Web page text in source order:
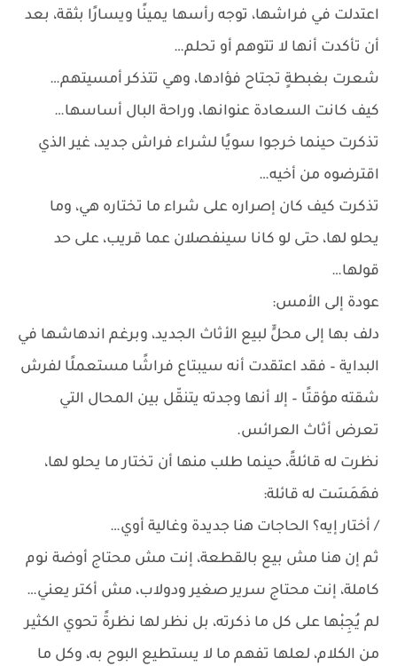
اعتدلت في فراشها، توجه رأسها يمينًا ويسارًا بثقة، بعد
أن تأكدت أنها لا تتوهم أو تحلم…
شعرت بغبطةٍ تجتاح فؤادها، وهي تتذكر أمسيتهم…
كيف كانت السعادة عنوانها، وراحة البال أساسها…
تذكرت حينما خرجوا سويًا لشراء فراش جديد، غير الذي
اقترضوه من أخيه…
تذكرت كيف كان إصراره على شراء ما تختاره هي، وما
يحلو لها، حتى لو كانا سينفصلان عما قريب، على حد
قولها…
عودة إلى الأمس:
دلف بها إلى محلٍّ لبيع الأثاث الجديد، وبرغم اندهاشها في
البداية – فقد اعتقدت أنه سيبتاع فراشًا مستعملًا لفرش
شقته مؤقتًا – إلا أنها وجدته يتنقّل بين المحال التي
تعرض أثاث العرائس.
نظرت له قائلةً، حينما طلب منها أن تختار ما يحلو لها،
فهَمَسَت له قائلة:
/ أختار إيه؟ الحاجات هنا جديدة وغالية أوي…
ثم إن هنا مش بيع بالقطعة، إنت مش محتاج أوضة نوم
كاملة، إنت محتاج سرير صغير ودولاب، مش أكتر يعني…
لم يُجِبْها على كل ما ذكرته، بل نظر لها نظرةً تحوي الكثير
من الكلام، لعلها تفهم ما لا يستطيع البوح به، وكل ما